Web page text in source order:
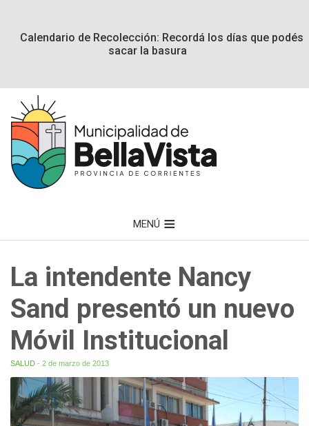
Calendario de Recolección: Recordá los días que podés
sacar la basura
MENÚ
La intendente Nancy
Sand presentó un nuevo
Móvil Institucional
SALUD - 2 de marzo de 2013